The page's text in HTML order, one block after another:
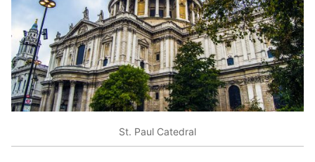
St. Paul Catedral